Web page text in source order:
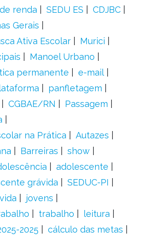
renda
SEDU ES
CDJBC
Gerais
Ativa Escolar
Murici
Manoel Urbano
permanente
e-mail
panfletagem
CGBAE/RN
Passagem
na Prática
Autazes
Barreiras
show
adolescente
grávida
SEDUC-PI
jovens
trabalho
leitura
2025
cálculo das metas